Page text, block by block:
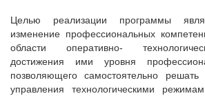
Целью реализации программы
изменение профессиональных
области оперативно-
достижения ими уровня
позволяющего самостоятельно
управления технологическими